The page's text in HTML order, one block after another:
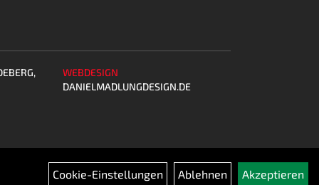
WEBDESIGN
DANIELMADLUNGDESIGN.DE
Cookie-Einstellungen Ablehnen Akzeptieren